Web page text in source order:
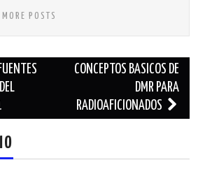
MORE POSTS
CONCEPTOS BASICOS DE
DMR PARA
RADIOAFICIONADOS